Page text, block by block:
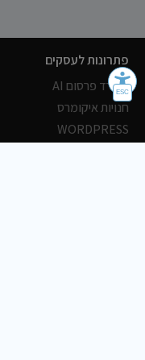
פתרונות לעסקים
משרד פרסום AI
חנויות איקומרס
WORDPRESS